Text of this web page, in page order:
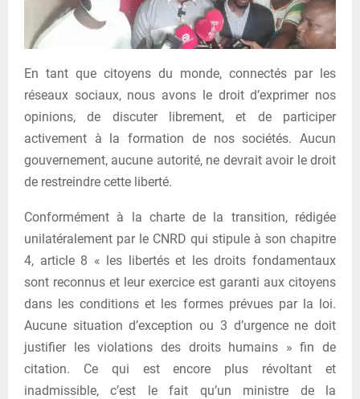
En tant que citoyens du monde, connectés par les
réseaux sociaux, nous avons le droit d’exprimer nos
opinions, de discuter librement, et de participer
activement à la formation de nos sociétés. Aucun
gouvernement, aucune autorité, ne devrait avoir le droit
de restreindre cette liberté.
Conformément à la charte de la transition, rédigée
unilatéralement par le CNRD qui stipule à son chapitre
4, article 8 « les libertés et les droits fondamentaux
sont reconnus et leur exercice est garanti aux citoyens
dans les conditions et les formes prévues par la loi.
Aucune situation d’exception ou 3 d’urgence ne doit
justifier les violations des droits humains » fin de
citation. Ce qui est encore plus révoltant et
inadmissible, c’est le fait qu’un ministre de la